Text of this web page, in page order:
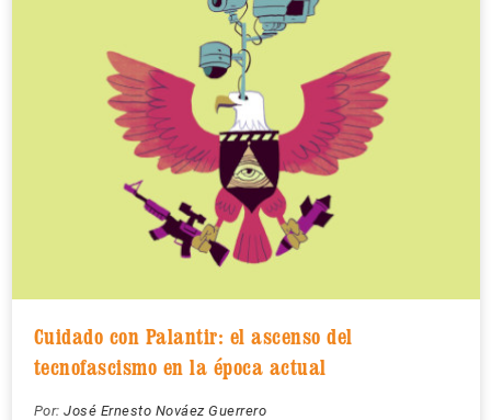
Cuidado con Palantir: el ascenso del
tecnofascismo en la época actual
Por: José Ernesto Nováez Guerrero